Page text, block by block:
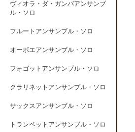
ヴィオラ・ダ・ガンバアンサンブ
ル・ソロ
フルートアンサンブル・ソロ
オーボエアンサンブル・ソロ
フォゴットアンサンブル・ソロ
クラリネットアンサンブル・ソロ
サックスアンサンブル・ソロ
トランペットアンサンブル・ソロ